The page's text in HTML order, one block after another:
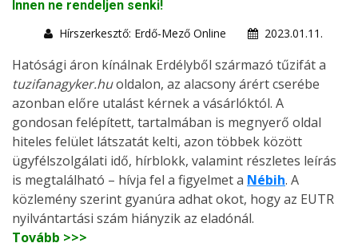
Innen ne rendeljen senki!
Hírszerkesztő: Erdő-Mező Online
2023.01.11.
Hatósági áron kínálnak Erdélyből származó tűzifát a
tuzifanagyker.huoldalon, az alacsony árért cserébe
azonban előre utalást kérnek a vásárlóktól. A
gondosan felépített, tartalmában is megnyerő oldal
hiteles felület látszatát kelti, azon többek között
ügyfélszolgálati idő, hírblokk, valamint részletes leírás
is megtalálható – hívja fel a figyelmet a Nébih. A
közlemény szerint gyanúra adhat okot, hogy az EUTR
nyilvántartási szám hiányzik az eladónál.
Tovább >>>